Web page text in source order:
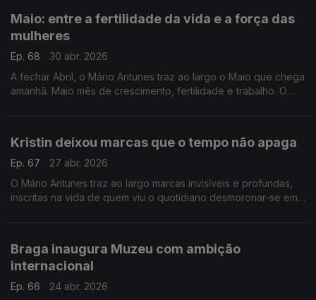
Maio: entre a fertilidade da vida e a força das
mulheres
Ep. 68
30 abr. 2026
A fechar Abril, o Mário Antunes traz ao largo o Maio que chega
amanhã. Maio mês de crescimento, fertilidade e trabalho. O
Kristin deixou marcas que o tempo não apaga
Ep. 67
27 abr. 2026
O Mário Antunes traz ao largo marcas invisíveis e profundas,
inscritas na vida de quem viu o quotidiano desmoronar-se em
Braga inaugura Muzeu com ambição
internacional
Ep. 66
24 abr. 2026